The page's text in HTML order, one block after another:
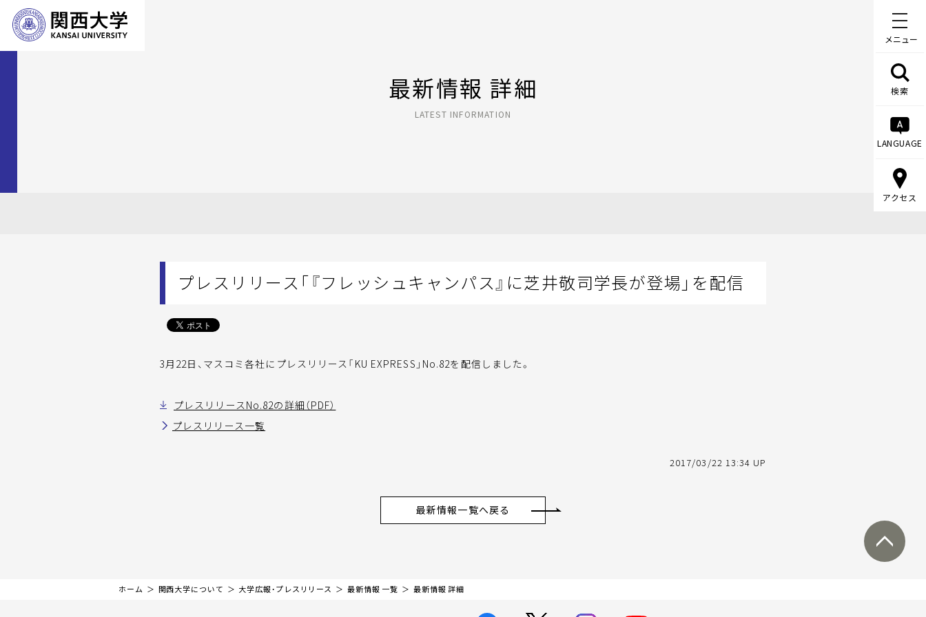
メニュー
検索
LANGUAGE
アクセス
最新情報 詳細
LATEST INFORMATION
プレスリリース「『フレッシュキャンパス』に芝井敬司学長が登場」を配信
3月22日、マスコミ各社にプレスリリース「KU EXPRESS」No.82を配信しました。
プレスリリースNo.82の詳細（PDF）
プレスリリース一覧
2017/03/22 13:34 UP
最新情報一覧へ戻る
ホーム 関西大学について 大学広報・プレスリリース 最新情報 一覧 最新情報 詳細